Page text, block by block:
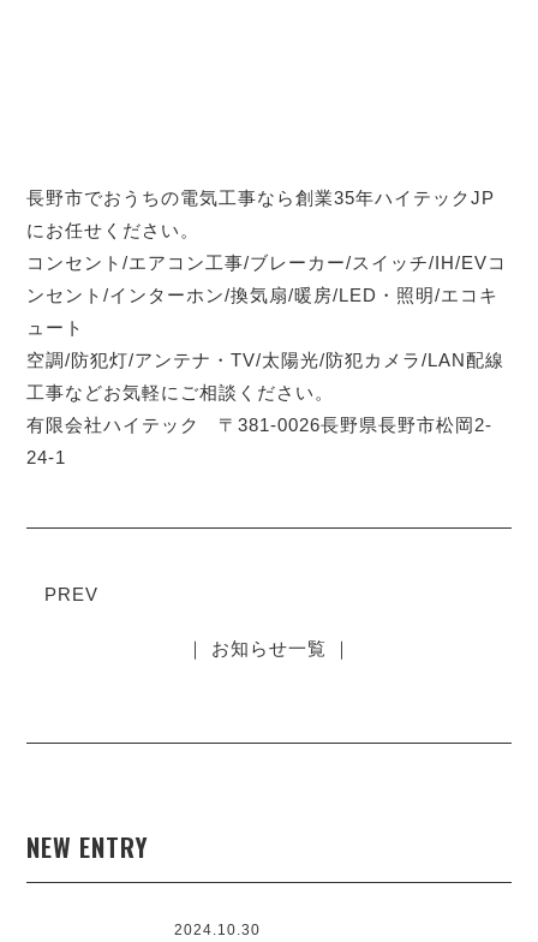
長野市でおうちの電気工事なら創業35年ハイテックJP
にお任せください。
コンセント/エアコン工事/ブレーカー/スイッチ/IH/EVコ
ンセント/インターホン/換気扇/暖房/LED・照明/エコキ
ュート
空調/防犯灯/アンテナ・TV/太陽光/防犯カメラ/LAN配線
工事などお気軽にご相談ください。
有限会社ハイテック 〒381-0026長野県長野市松岡2-
24-1
PREV
｜ お知らせ一覧 ｜
NEW ENTRY
2024.10.30